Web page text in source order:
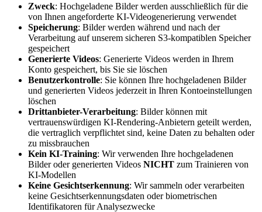
Zweck: Hochgeladene Bilder werden ausschließlich für die
von Ihnen angeforderte KI-Videogenerierung verwendet
Speicherung: Bilder werden während und nach der
Verarbeitung auf unserem sicheren S3-kompatiblen Speicher
gespeichert
Generierte Videos: Generierte Videos werden in Ihrem
Konto gespeichert, bis Sie sie löschen
Benutzerkontrolle: Sie können Ihre hochgeladenen Bilder
und generierten Videos jederzeit in Ihren Kontoeinstellungen
löschen
Drittanbieter-Verarbeitung: Bilder können mit
vertrauenswürdigen KI-Rendering-Anbietern geteilt werden,
die vertraglich verpflichtet sind, keine Daten zu behalten oder
zu missbrauchen
Kein KI-Training: Wir verwenden Ihre hochgeladenen
Bilder oder generierten Videos NICHT zum Trainieren von
KI-Modellen
Keine Gesichtserkennung: Wir sammeln oder verarbeiten
keine Gesichtserkennungsdaten oder biometrischen
Identifikatoren für Analysezwecke